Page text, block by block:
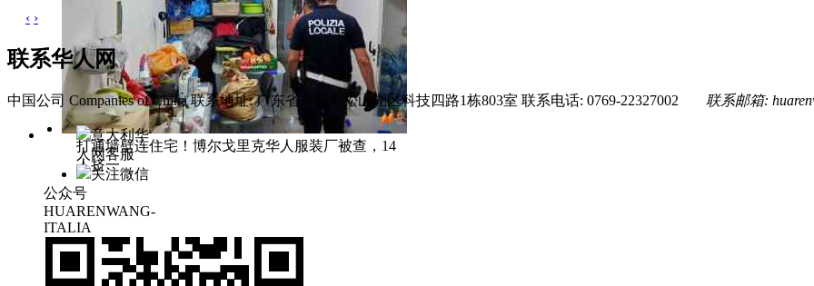
打通墙壁连住宅！博尔戈里克华人服装厂被查，14
人挤一
‹ ›
联系华人网
中国公司 Companies of China 联系地址: 广东省东莞市松山湖区科技四路1栋803室 联系电话: 0769-22327002 联系邮箱:
意大利华
人网客服
关注微信
公众号
HUARENWANG-
ITALIA